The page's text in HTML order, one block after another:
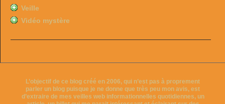
Veille
Vidéo mystère
L’objectif de ce blog créé en 2006, qui n’est pas à proprement
parler un blog puisque je ne donne que très peu mon avis, est
d’extraire de mes veilles web informationnelles quotidiennes, un